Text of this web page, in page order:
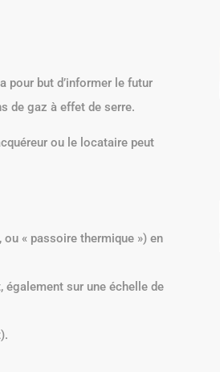
pour but d’informer le futur
de gaz à effet de serre.
ou le locataire peut
« passoire thermique ») en
également sur une échelle de